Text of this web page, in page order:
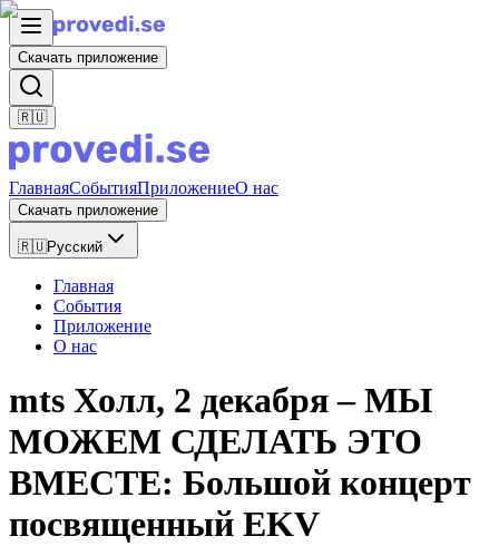
Скачать приложение
🇷🇺
ГлавнаяСобытияПриложениеО нас
Скачать приложение
🇷🇺Русский
Главная
События
Приложение
О нас
mts Холл, 2 декабря – МЫ
МОЖЕМ СДЕЛАТЬ ЭТО
ВМЕСТЕ: Большой концерт
посвященный EKV